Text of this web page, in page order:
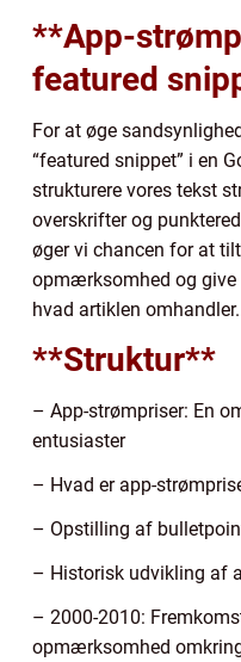
**App-
featured
For at øge
“featured snippet” i en
strukturere vores tekst
overskrifter og
øger vi chancen for at
opmærksomhed og give
hvad artiklen omhandler.
**Struktur**
– App-strømpriser: En
entusiaster
– Hvad er app-
– Opstilling af
– Historisk udvikling af
– 2000-2010:
opmærksomhed